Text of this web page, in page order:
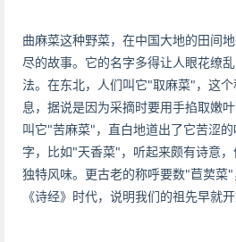
曲麻菜这种野菜，在中国大地的田间
尽的故事。它的名字多得让人眼花缭
法。在东北，人们叫它"取麻菜"，这
息，据说是因为采摘时要用手掐取嫩
叫它"苦麻菜"，直白地道出了它苦涩
字，比如"天香菜"，听起来颇有诗意
独特风味。更古老的称呼要数"苣荬菜
《诗经》时代，说明我们的祖先早就